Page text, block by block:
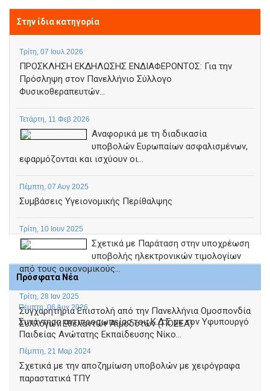
Στην ίδια κατηγορία
Τρίτη, 07 Ιουλ 2026
ΠΡΟΣΚΛΗΣΗ ΕΚΔΗΛΩΣΗΣ ΕΝΔΙΑΦΕΡΟΝΤΟΣ: Για την
Πρόσληψη στον Πανελλήνιο Σύλλογο
Φυσικοθεραπευτών...
Τετάρτη, 11 Φεβ 2026
Αναφορικά με τη διαδικασία
υποβολών Ευρωπαίων ασφαλισμένων,
εφαρμόζονται και ισχύουν οι...
Πέμπτη, 07 Αυγ 2025
Συμβάσεις Υγειονομικής Περίθαλψης
Τρίτη, 10 Ιουν 2025
Σχετικά με Παράταση στην υποχρέωση
υποβολής ηλεκτρονικών τιμολογίων
από τους οικονομικούς...
Τρίτη, 28 Ιαν 2025
Συγχαρητήρια Επιστολή από την Πανελλήνια Ομοσπονδία
Συλλόγων Εθελοντών Αιμοδοτών (ΠΟΣΕΑ)
Πέμπτη, 21 Μαρ 2024
Σχετικά με την αποζημίωση υποβολών με χειρόγραφα
παραστατικά ΤΠΥ
Πρόσφατα Νέα
Πέμπτη, 06 Αυγ 2026
Συνάντηση αντιπροσωπείας του Κ.Δ.Σ με τον Υφυπουργό
Παιδείας Ανώτατης Εκπαίδευσης Νίκο...